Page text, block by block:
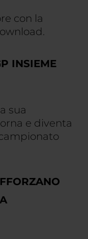
con la
INSIEME
sua
e diventa